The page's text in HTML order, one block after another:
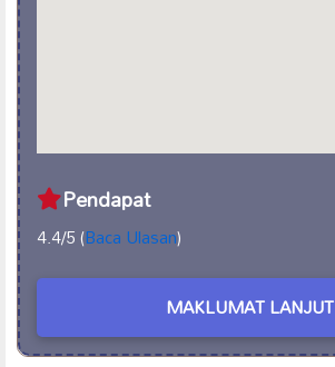
Pendapat
4.4/5 (Baca Ulasan)
MAKLUMAT LANJUT